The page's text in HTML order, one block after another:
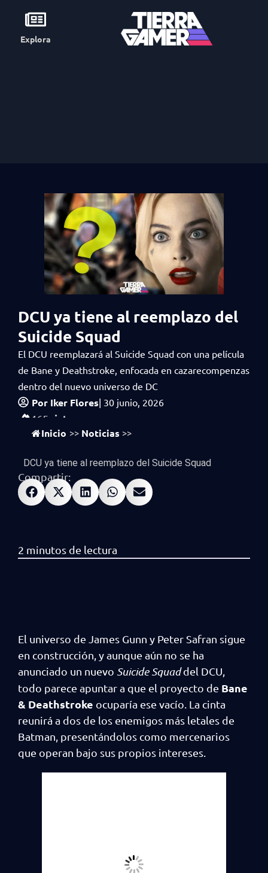
Explora
DCU ya tiene al reemplazo del
Suicide Squad
El DCU reemplazará al Suicide Squad con una película
de Bane y Deathstroke, enfocada en cazarecompenzas
dentro del nuevo universo de DC
Por Iker Flores| 30 junio, 2026
465 vistas
Inicio >> Noticias >>
DCU ya tiene al reemplazo del Suicide Squad
Compartir:
El universo de James Gunn y Peter Safran sigue
en construcción, y aunque aún no se ha
anunciado un nuevo Suicide Squaddel DCU,
todo parece apuntar a que el proyecto de Bane
& Deathstroke ocuparía ese vacío. La cinta
reunirá a dos de los enemigos más letales de
Batman, presentándolos como mercenarios
que operan bajo sus propios intereses.